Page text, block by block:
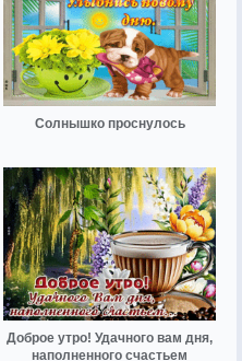
Солнышко проснулось
Доброе утро! Удачного вам дня,
наполненного счастьем